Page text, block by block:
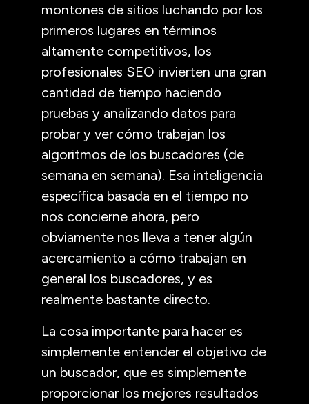
montones de sitios luchando por los
primeros lugares en términos
altamente competitivos, los
profesionales SEO invierten una gran
cantidad de tiempo haciendo
pruebas y analizando datos para
probar y ver cómo trabajan los
algoritmos de los buscadores (de
semana en semana). Esa inteligencia
específica basada en el tiempo no
nos concierne ahora, pero
obviamente nos lleva a tener algún
acercamiento a cómo trabajan en
general los buscadores, y es
realmente bastante directo.
La cosa importante para hacer es
simplemente entender el objetivo de
un buscador, que es simplemente
proporcionar los mejores resultados